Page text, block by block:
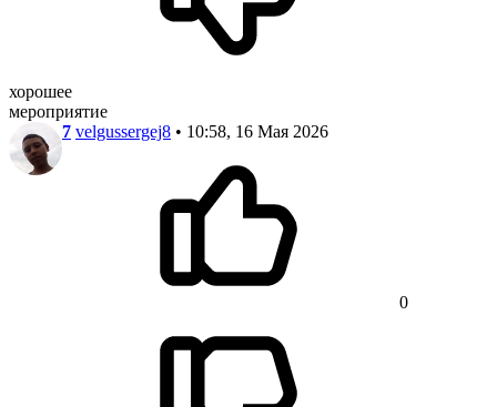
хорошее
мероприятие
7 velgussergej8 • 10:58, 16 Мая 2026
0